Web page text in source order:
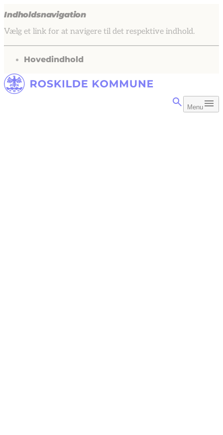
Indholdsnavigation
Vælg et link for at navigere til det respektive indhold.
gå til
Hovedindhold
Menu